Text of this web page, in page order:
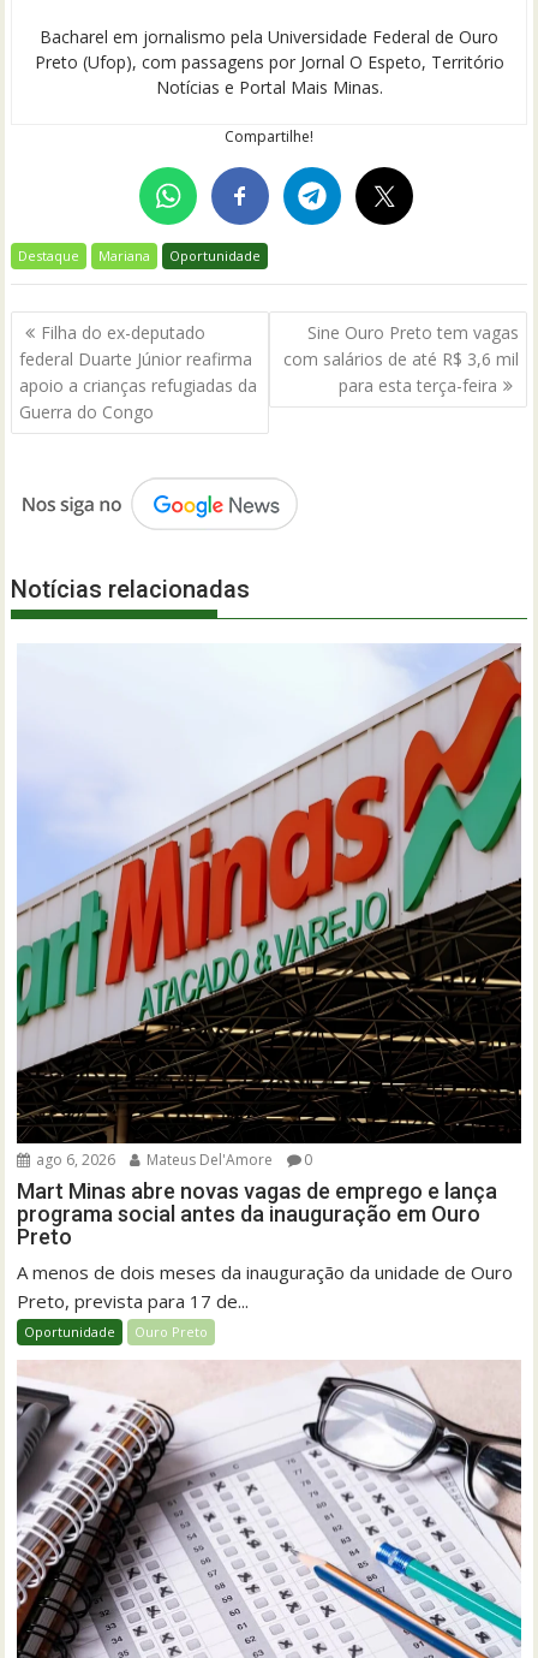
Bacharel em jornalismo pela Universidade Federal de Ouro
Preto (Ufop), com passagens por Jornal O Espeto, Território
Notícias e Portal Mais Minas.
Compartilhe!
Destaque Mariana Oportunidade
Navegação
de
Post
Filha do ex-deputado
federal Duarte Júnior reafirma
apoio a crianças refugiadas da
Guerra do Congo
Sine Ouro Preto tem vagas
com salários de até R$ 3,6 mil
para esta terça-feira
Notícias relacionadas
ago 6, 2026 Mateus Del'Amore 0
Mart Minas abre novas vagas de emprego e lança
programa social antes da inauguração em Ouro
Preto
A menos de dois meses da inauguração da unidade de Ouro
Preto, prevista para 17 de...
Oportunidade Ouro Preto